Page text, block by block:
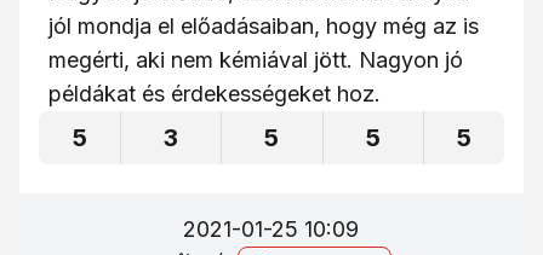
jól mondja el előadásaiban, hogy még az is
megérti, aki nem kémiával jött. Nagyon jó
példákat és érdekességeket hoz.
5 3 5 5 5
2021-01-25 10:09